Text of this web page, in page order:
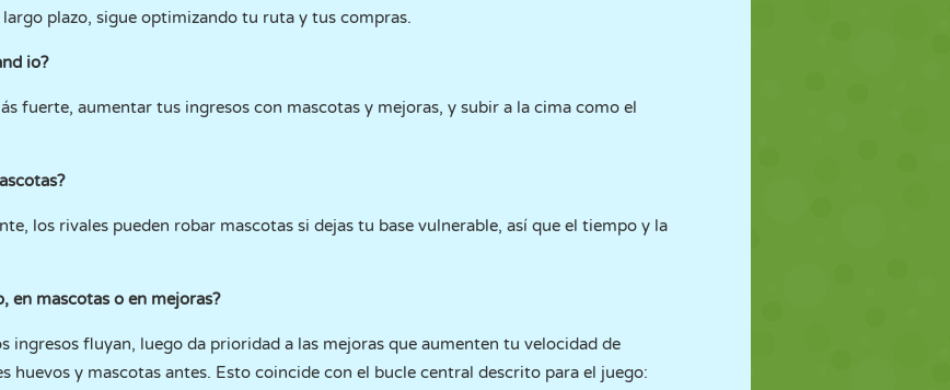
largo plazo, sigue optimizando tu ruta y tus compras.
io?
fuerte, aumentar tus ingresos con mascotas y mejoras, y subir a la cima como el
los rivales pueden robar mascotas si dejas tu base vulnerable, así que el tiempo y la
en mascotas o en mejoras?
ingresos fluyan, luego da prioridad a las mejoras que aumenten tu velocidad de
huevos y mascotas antes. Esto coincide con el bucle central descrito para el juego: